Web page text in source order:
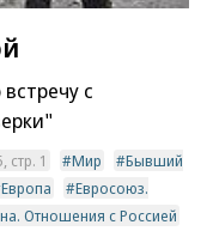
с
1 Мир
Бывший
Европа
Евросоюз.
Отношения с Россией